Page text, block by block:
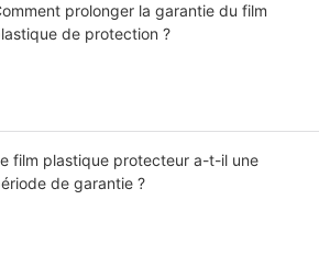
prolonger la garantie du film
de protection ?
film plastique protecteur a-t-il une
de garantie ?